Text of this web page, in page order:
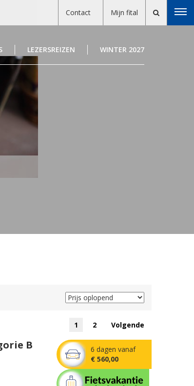
Contact Mijn fital
LEZERSREIZEN WINTER 2027
1 2 Volgende
B
6 dagen vanaf
€ 560,00